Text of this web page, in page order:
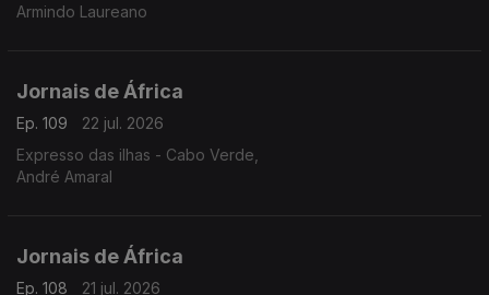
Armindo Laureano
Jornais de África
Ep. 109
22 jul. 2026
Expresso das ilhas - Cabo Verde,
André Amaral
Jornais de África
Ep. 108
21 jul. 2026